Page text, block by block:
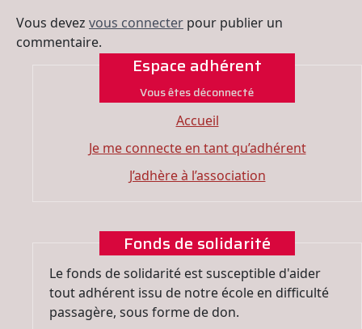
Vous devez vous connecter pour publier un
commentaire.
Espace adhérent
Vous êtes déconnecté
Accueil
Je me connecte en tant qu’adhérent
J’adhère à l’association
Fonds de solidarité
Le fonds de solidarité est susceptible d'aider
tout adhérent issu de notre école en difficulté
passagère, sous forme de don.